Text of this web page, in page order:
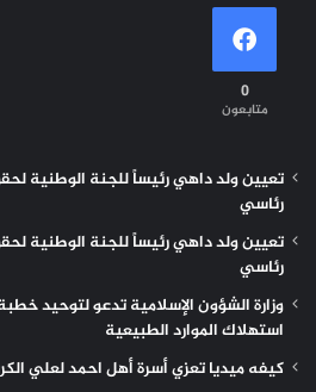
0
متابعون
تعيين ولد داهي رئيساً للجنة الوطنية
رئاسي
تعيين ولد داهي رئيساً للجنة الوطنية
رئاسي
وزارة الشؤون الإسلامية تدعو لتوحيد
استهلاك الموارد الطبيعية
كيفه ميديا تعزي أسرة أهل احمد لعلي